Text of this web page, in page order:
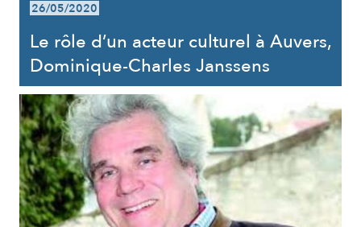
26/05/2020
Le rôle d’un acteur culturel à Auvers,
Dominique-Charles Janssens